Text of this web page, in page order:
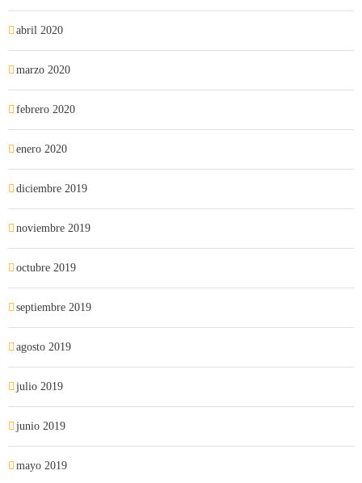
abril 2020
marzo 2020
febrero 2020
enero 2020
diciembre 2019
noviembre 2019
octubre 2019
septiembre 2019
agosto 2019
julio 2019
junio 2019
mayo 2019